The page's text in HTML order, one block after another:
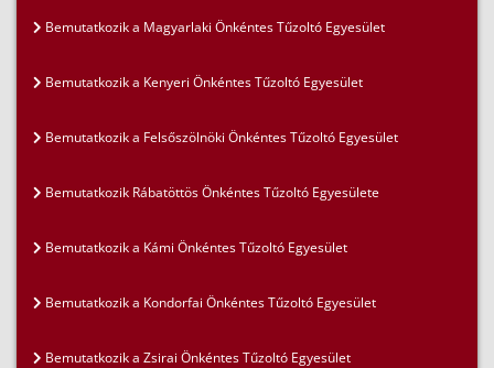
Bemutatkozik a Magyarlaki Önkéntes Tűzoltó Egyesület
Bemutatkozik a Kenyeri Önkéntes Tűzoltó Egyesület
Bemutatkozik a Felsőszölnöki Önkéntes Tűzoltó Egyesület
Bemutatkozik Rábatöttös Önkéntes Tűzoltó Egyesülete
Bemutatkozik a Kámi Önkéntes Tűzoltó Egyesület
Bemutatkozik a Kondorfai Önkéntes Tűzoltó Egyesület
Bemutatkozik a Zsirai Önkéntes Tűzoltó Egyesület